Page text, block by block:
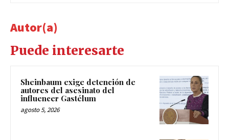
Autor(a)
Puede interesarte
Sheinbaum exige detención de
autores del asesinato del
influencer Gastélum
agosto 5, 2026